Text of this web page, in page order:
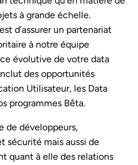
à grande échelle.
d’assurer un partenariat
à notre équipe
évolutive de votre data
des opportunités
Utilisateur, les Data
programmes Bêta.
de développeurs,
sécurité mais aussi de
quant à elle des relations